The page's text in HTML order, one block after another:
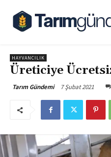
HAYVANCILIK
Üreticiye
Tarım Gündemi 7 Şubat 2021